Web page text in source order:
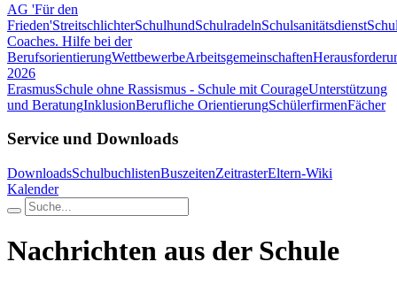
AG 'Für den
Frieden'StreitschlichterSchulhundSchulradelnSchulsanitätsdienst
Coaches. Hilfe bei der
BerufsorientierungWettbewerbeArbeitsgemeinschaften
2026
ErasmusSchule ohne Rassismus - Schule mit CourageUnterstützung
und BeratungInklusionBerufliche OrientierungSchülerfirmenFächer
Service und Downloads
DownloadsSchulbuchlistenBuszeitenZeitrasterEltern-Wiki
Kalender
Nachrichten aus der Schule